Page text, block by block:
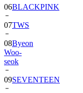
06BLACKPINK
07TWS
08Byeon
Woo-
seok
09SEVENTEEN